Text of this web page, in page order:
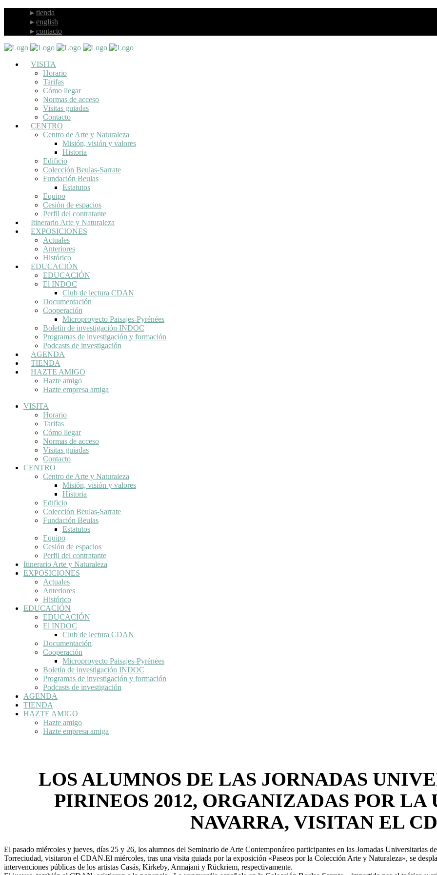
tienda
english
contacto
VISITA
Horario
Tarifas
Cómo llegar
Normas de acceso
Visitas guiadas
Contacto
CENTRO
Centro de Arte y Naturaleza
Misión, visión y valores
Historia
Edificio
Colección Beulas-Sarrate
Fundación Beulas
Estatutos
Equipo
Cesión de espacios
Perfil del contratante
Itinerario Arte y Naturaleza
EXPOSICIONES
Actuales
Anteriores
Histórico
EDUCACIÓN
EDUCACIÓN
El INDOC
Club de lectura CDAN
Documentación
Cooperación
Microproyecto Paisajes-Pyrénées
Boletín de investigación INDOC
Programas de investigación y formación
Podcasts de investigación
AGENDA
TIENDA
HAZTE AMIGO
Hazte amigo
Hazte empresa amiga
VISITA
Horario
Tarifas
Cómo llegar
Normas de acceso
Visitas guiadas
Contacto
CENTRO
Centro de Arte y Naturaleza
Misión, visión y valores
Historia
Edificio
Colección Beulas-Sarrate
Fundación Beulas
Estatutos
Equipo
Cesión de espacios
Perfil del contratante
Itinerario Arte y Naturaleza
EXPOSICIONES
Actuales
Anteriores
Histórico
EDUCACIÓN
EDUCACIÓN
El INDOC
Club de lectura CDAN
Documentación
Cooperación
Microproyecto Paisajes-Pyrénées
Boletín de investigación INDOC
Programas de investigación y formación
Podcasts de investigación
AGENDA
TIENDA
HAZTE AMIGO
Hazte amigo
Hazte empresa amiga
LOS ALUMNOS DE LAS JORNADAS
PIRINEOS 2012, ORGANIZADAS POR
NAVARRA, VISITAN EL
El pasado miércoles y jueves, días 25 y 26, los alumnos del Seminario de Arte Contemponáreo participantes en las Jornadas Universitarias
Torreciudad, visitaron el CDAN.El miércoles, tras una visita guiada por la exposición «Paseos por la Colección Arte y Naturaleza», se
intervenciones públicas de los artistas Casás, Kirkeby, Armajani y Rückriem, respectivamente.